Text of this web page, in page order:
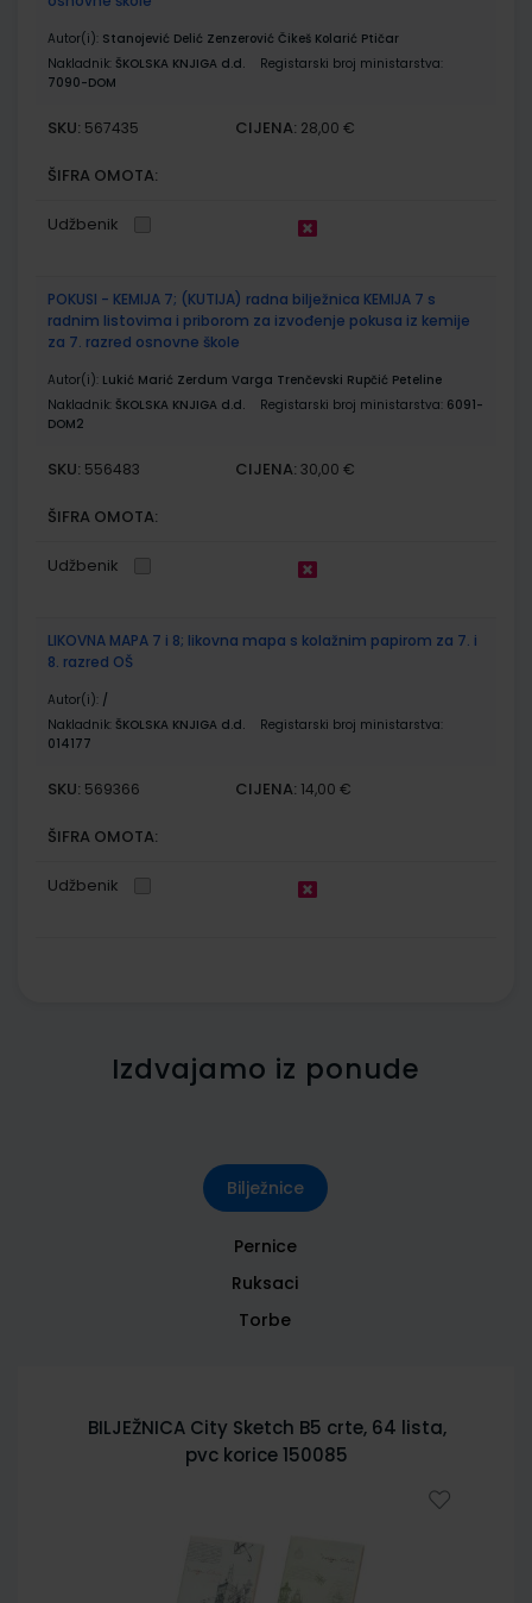
Autor(i): Stanojević Delić Zenzerović Čikeš Kolarić Ptičar
Nakladnik: ŠKOLSKA KNJIGA d.d.
Registarski broj ministarstva:
7090-DOM
SKU: 567435 CIJENA: 28,00 €
ŠIFRA OMOTA:
Udžbenik
POKUSI - KEMIJA 7; (KUTIJA) radna bilježnica KEMIJA 7 s
radnim listovima i priborom za izvođenje pokusa iz kemije
za 7. razred osnovne škole
Autor(i): Lukić Marić Zerdum Varga Trenčevski Rupčić Peteline
Nakladnik: ŠKOLSKA KNJIGA d.d. Registarski broj ministarstva: 6091-
DOM2
SKU: 556483 CIJENA: 30,00 €
ŠIFRA OMOTA:
Udžbenik
LIKOVNA MAPA 7 i 8; likovna mapa s kolažnim papirom za 7. i
8. razred OŠ
Autor(i): /
Nakladnik: ŠKOLSKA KNJIGA d.d.
Registarski broj ministarstva:
014177
SKU: 569366 CIJENA: 14,00 €
ŠIFRA OMOTA:
Udžbenik
Izdvajamo iz ponude
Bilježnice
Pernice
Ruksaci
Torbe
BILJEŽNICA City Sketch B5 crte, 64 lista,
pvc korice 150085